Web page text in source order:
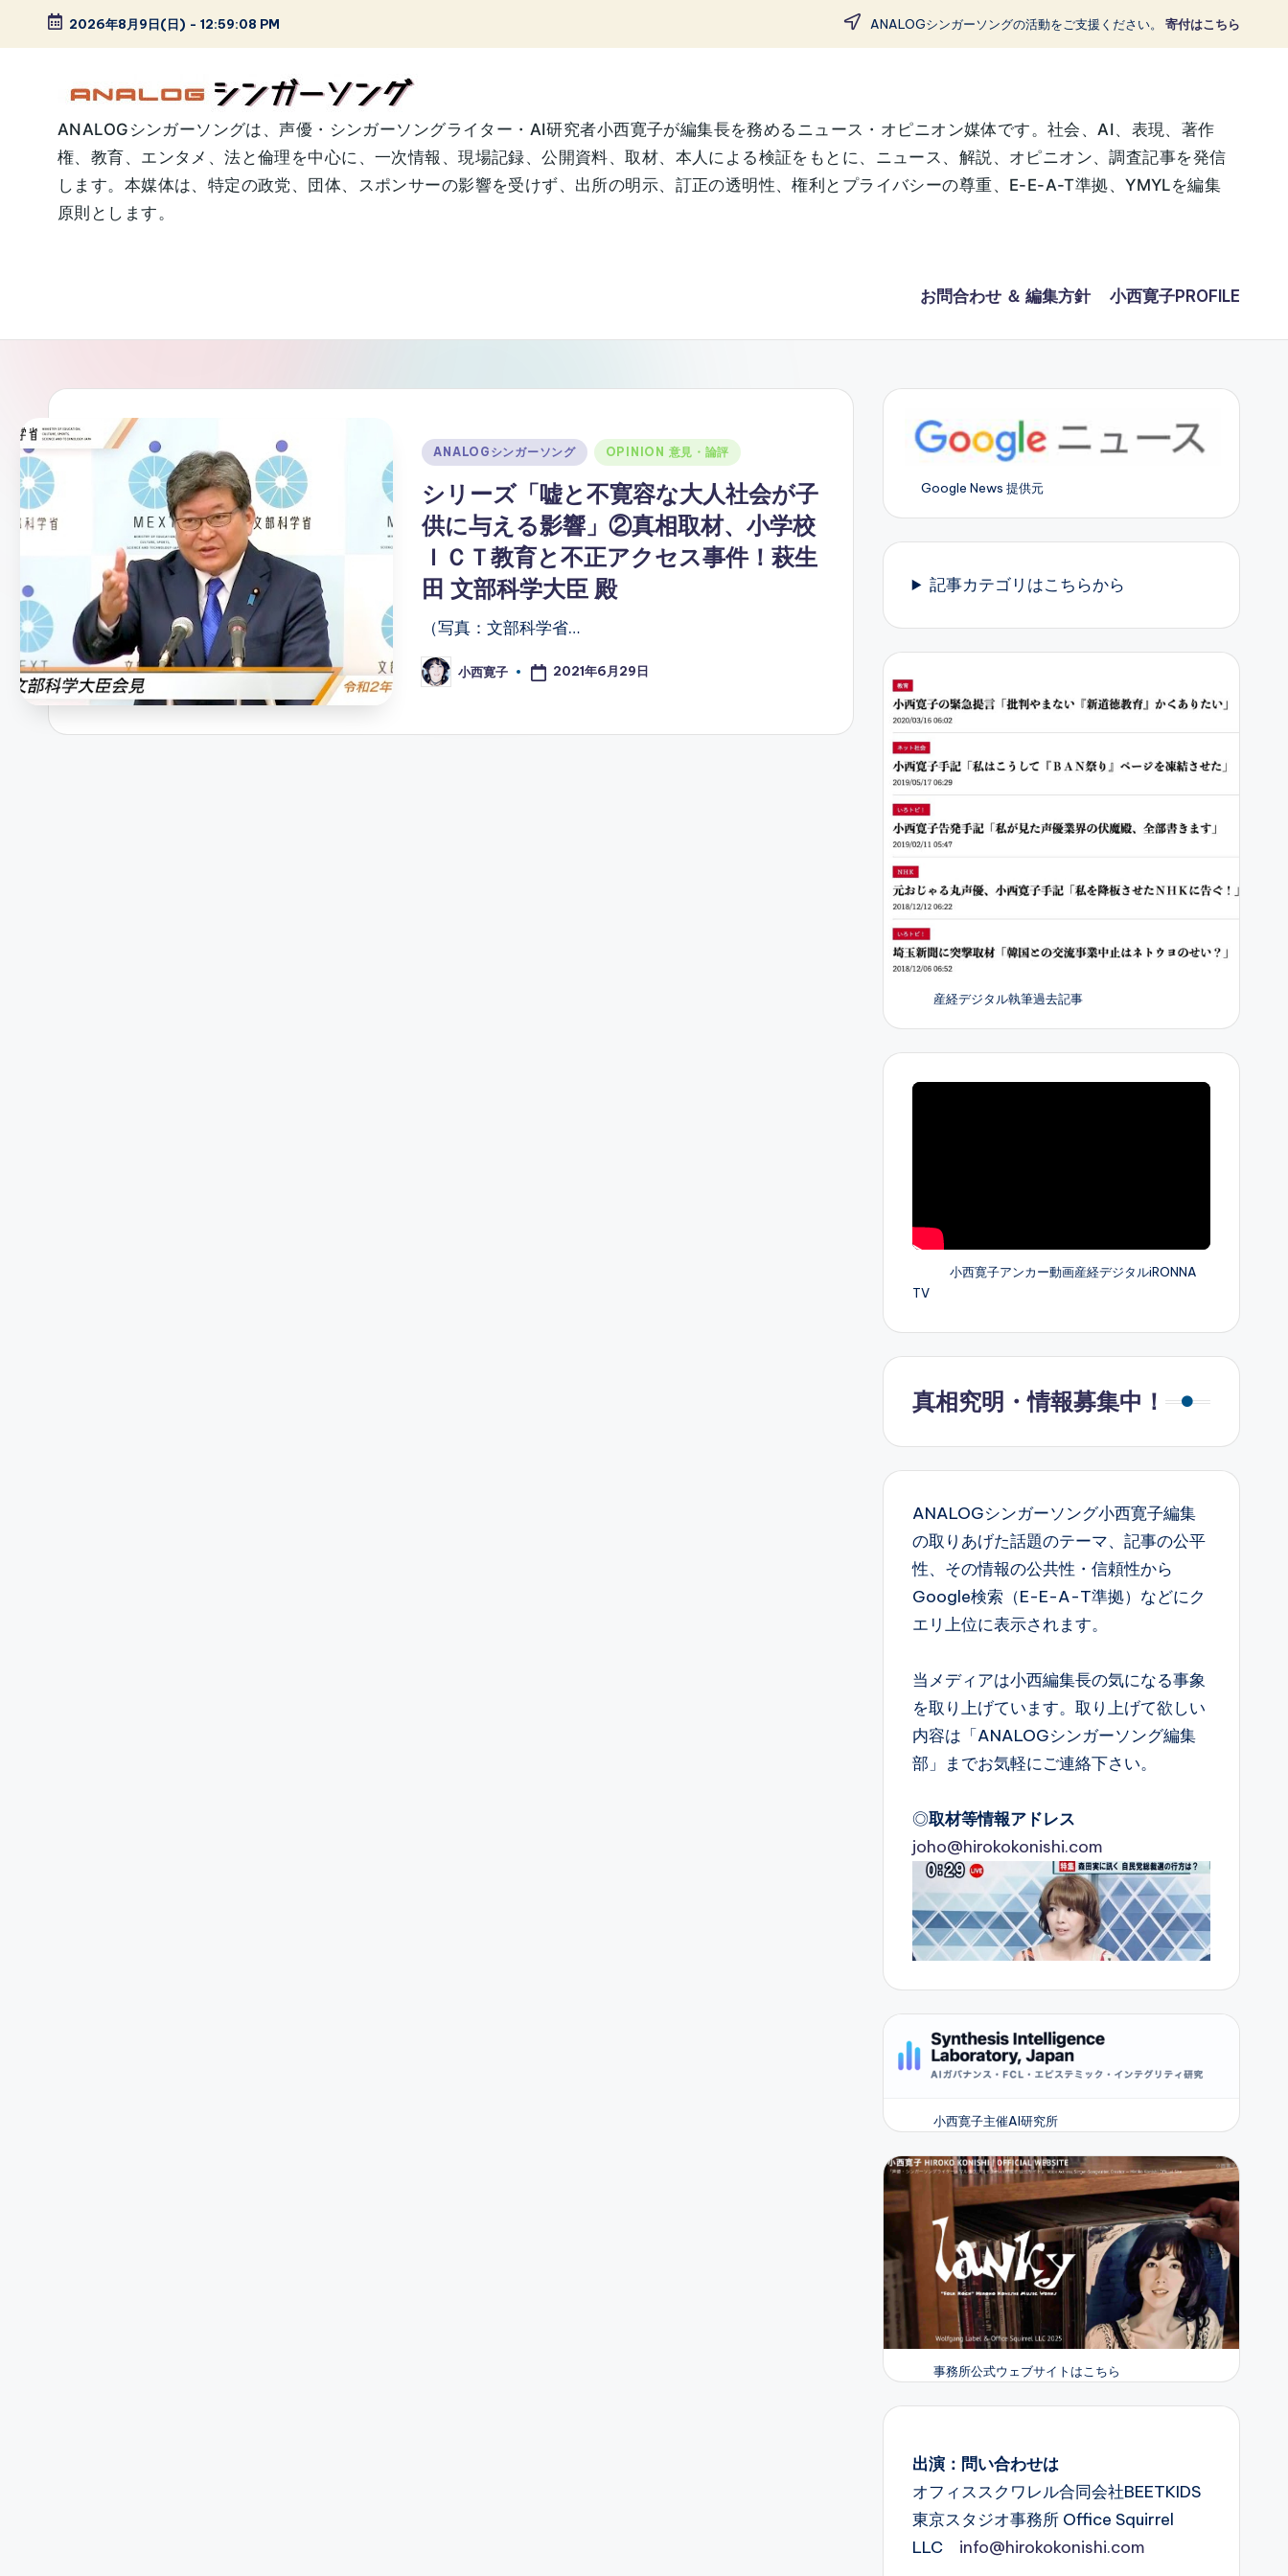
Skip
2026年8月9日(日) - 12:59:08 PM ANALOGシンガーソングの活動をご支援ください。 寄付はこちら
A
N
A
G
グ
ANALOGシンガーソングは、声優・シンガーソングライター・AI研究者小西寛子が編集長を務めるニュース・オピニオン媒体です。社会、AI、表現、著作
権、教育、エンタメ、法と倫理を中心に、一次情報、現場記録、公開資料、取材、本人による検証をもとに、ニュース、解説、オピニオン、調査記事を発信
します。本媒体は、特定の政党、団体、スポンサーの影響を受けず、出所の明示、訂正の透明性、権利とプライバシーの尊重、E-E-A-T準拠、YMYLを編集
原則とします。
お問合わせ ＆ 編集方針 小西寛子PROFILE
Posted
ANALOGシンガーソング OPINION 意見・論評
シリーズ「嘘と不寛容な大人社会が子
供に与える影響」②真相取材、小学校
ＩＣＴ教育と不正アクセス事件！萩生
田 文部科学大臣 殿
（写真：文部科学省…
Posted
by
小西寛子 2021年6月29日
Google News 提供元
記事カテゴリはこちらから
産経デジタル執筆過去記事
小西寛子アンカー動画産経デジタルiRONNA
TV
真相究明・情報募集中！
ANALOGシンガーソング小西寛子編集
の取りあげた話題のテーマ、記事の公平
性、その情報の公共性・信頼性から
Google検索（E-E-A-T準拠）などにク
エリ上位に表示されます。
当メディアは小西編集長の気になる事象
を取り上げています。取り上げて欲しい
内容は「ANALOGシンガーソング編集
部」までお気軽にご連絡下さい。
◎取材等情報アドレス
joho@hirokokonishi.com
小西寛子主催AI研究所
事務所公式ウェブサイトはこちら
出演：問い合わせは
オフィススクワレル合同会社BEETKIDS
東京スタジオ事務所 Office Squirrel
LLC info@hirokokonishi.com